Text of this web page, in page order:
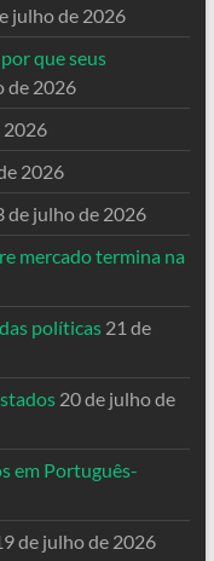
julho de 2026
que seus
de 2026
2026
2026
de julho de 2026
mercado termina na
políticas 21 de
20 de julho de
em Português-
de julho de 2026